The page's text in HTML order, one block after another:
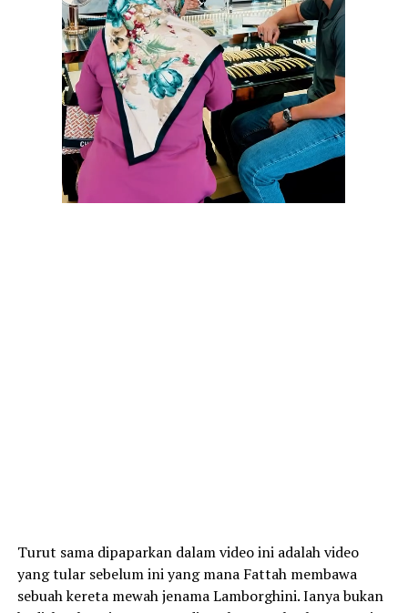
Turut sama dipaparkan dalam video ini adalah video
yang tular sebelum ini yang mana Fattah membawa
sebuah kereta mewah jenama Lamborghini. Ianya bukan